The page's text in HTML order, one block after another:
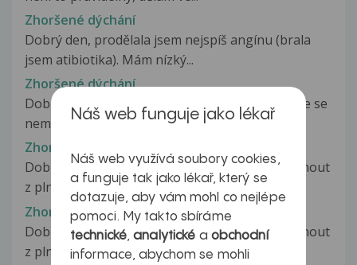
Zhoršené dýchání
Dobrý den, prodělala jsem nejspíš angínu (brala
jsem atibiotika). Mám nízký...
Zhoršené dýchání
Dobrý Den, chtěla bych se zeptat trápí mě to, že se
nemůžu nadechnout z plných...
Zhoršené dýchání
Dobrý Den trápí mě únava, nemůžu se nadechnout
z plných plic, dále mě trápí...
Zhoršené dýchání
Dobrý Den trápí mě únava, nemůžu se nadechnout
z plných plic, dále mě trápí...
Náš web funguje jako lékař
Náš web využívá soubory cookies,
a funguje tak jako lékař, který se
dotazuje, aby vám mohl co nejlépe
pomoci. My takto sbíráme
technické,analytické a obchodní
informace, abychom se mohli